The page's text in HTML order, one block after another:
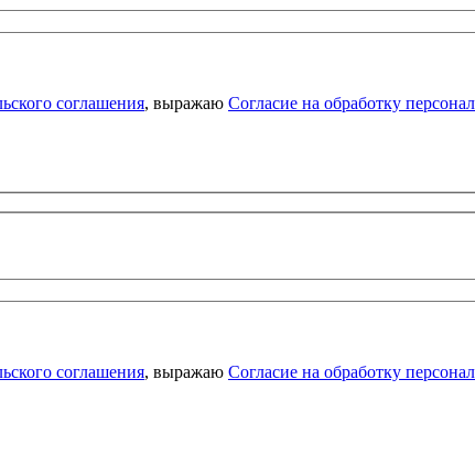
соглашения, выражаю Согласие на обработку
соглашения, выражаю Согласие на обработку